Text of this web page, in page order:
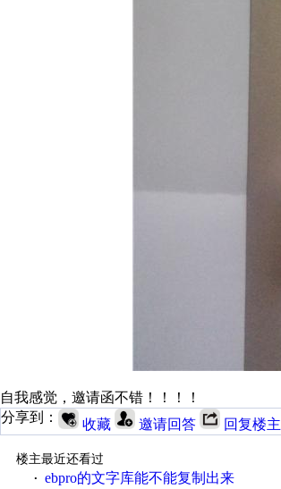
自我感觉，邀请函不错！！！！
分享到：
收藏 邀请回答 回复楼主
楼主最近还看过
· ebpro的文字库能不能复制出来